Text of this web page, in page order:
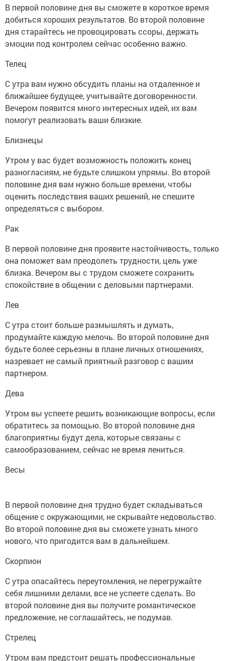
В первой половине дня вы сможете в короткое время
добиться хороших результатов. Во второй половине
дня старайтесь не провоцировать ссоры, держать
эмоции под контролем сейчас особенно важно.
Телец
С утра вам нужно обсудить планы на отдаленное и
ближайшее будущее, учитывайте договоренности.
Вечером появится много интересных идей, их вам
помогут реализовать ваши близкие.
Близнецы
Утром у вас будет возможность положить конец
разногласиям, не будьте слишком упрямы. Во второй
половине дня вам нужно больше времени, чтобы
оценить последствия ваших решений, не спешите
определяться с выбором.
Рак
В первой половине дня проявите настойчивость, только
она поможет вам преодолеть трудности, цель уже
близка. Вечером вы с трудом сможете сохранить
спокойствие в общении с деловыми партнерами.
Лев
С утра стоит больше размышлять и думать,
продумайте каждую мелочь. Во второй половине дня
будьте более серьезны в плане личных отношениях,
назревает не самый приятный разговор с вашим
партнером.
Дева
Утром вы успеете решить возникающие вопросы, если
обратитесь за помощью. Во второй половине дня
благоприятны будут дела, которые связаны с
самообразованием, сейчас не время лениться.
Весы
В первой половине дня трудно будет складываться
общение с окружающими, не скрывайте недовольство.
Во второй половине дня вы сможете узнать много
нового, что пригодится вам в дальнейшем.
Скорпион
С утра опасайтесь переутомления, не перегружайте
себя лишними делами, все не успеете сделать. Во
второй половине дня вы получите романтическое
предложение, не соглашайтесь, не подумав.
Стрелец
Утром вам предстоит решать профессиональные